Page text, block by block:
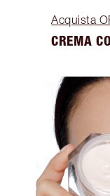
Acquista
CREMA